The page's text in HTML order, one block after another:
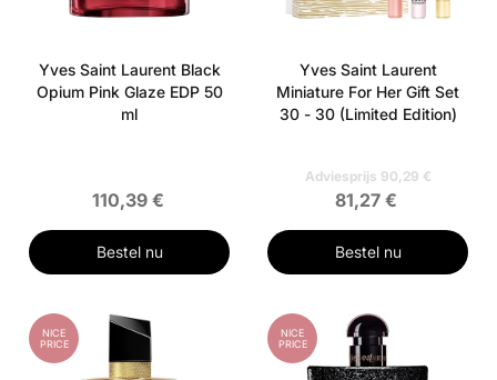
Yves Saint Laurent Black
Opium Pink Glaze EDP 50
ml
110,39 €
Bestel nu
Yves Saint Laurent
Miniature For Her Gift Set
30 - 30 (Limited Edition)
Adviesprijs 90,29 €
81,27 €
Bestel nu
NICE
PRICE
NICE
PRICE